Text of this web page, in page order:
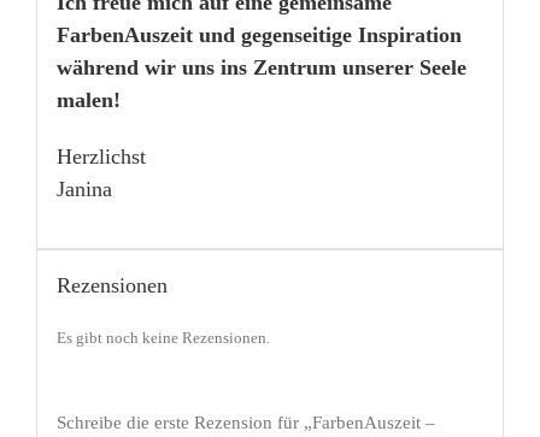
FarbenAuszeit und gegenseitige Inspiration
während wir uns ins Zentrum unserer Seele
malen!
Herzlichst
Janina
Rezensionen
Es gibt noch keine Rezensionen.
Schreibe die erste Rezension für „FarbenAuszeit –